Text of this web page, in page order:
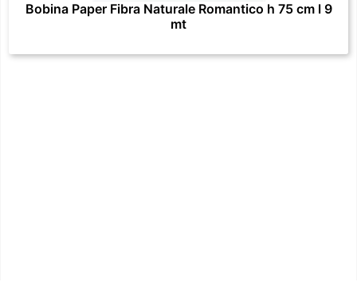
Bobina Paper Fibra Naturale Romantico h 75 cm l 9
mt